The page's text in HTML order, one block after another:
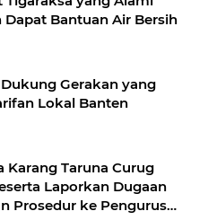
Dapat Bantuan Air Bersih
Gerakan yang
Lokal Banten
Karang Taruna Curug
Laporkan Dugaan
Prosedur ke Pengurus